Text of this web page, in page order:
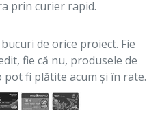
prin curier rapid.
de orice proiect. Fie
fie că nu, produsele de
fi plătite acum și în rate.